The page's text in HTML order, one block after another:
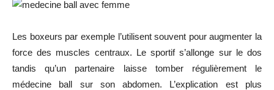
Les boxeurs par exemple l’utilisent souvent pour augmenter la
force des muscles centraux. Le sportif s’allonge sur le dos
tandis qu’un partenaire laisse tomber régulièrement le
médecine ball sur son abdomen. L’explication est plus